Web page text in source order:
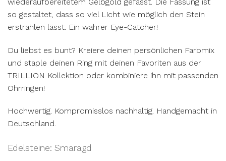
so gestaltet, dass so viel Licht wie möglich den Stein
erstrahlen lässt. Ein wahrer Eye-Catcher!
Du liebst es bunt? Kreiere deinen persönlichen Farbmix
und staple deinen Ring mit deinen Favoriten aus der
TRILLION Kollektion oder kombiniere ihn mit passenden
Ohrringen!
Hochwertig. Kompromisslos nachhaltig. Handgemacht in
Deutschland.
Edelsteine: Smaragd